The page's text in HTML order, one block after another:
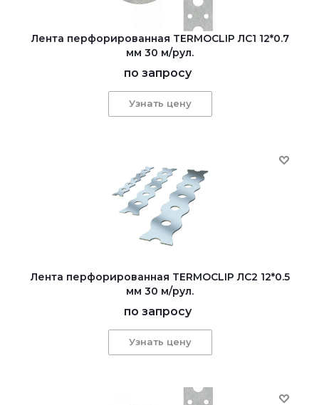
Лента перфорированная TERMOCLIP ЛС1 12*0.7
мм 30 м/рул.
по запросу
Узнать цену
Лента перфорированная TERMOCLIP ЛС2 12*0.5
мм 30 м/рул.
по запросу
Узнать цену